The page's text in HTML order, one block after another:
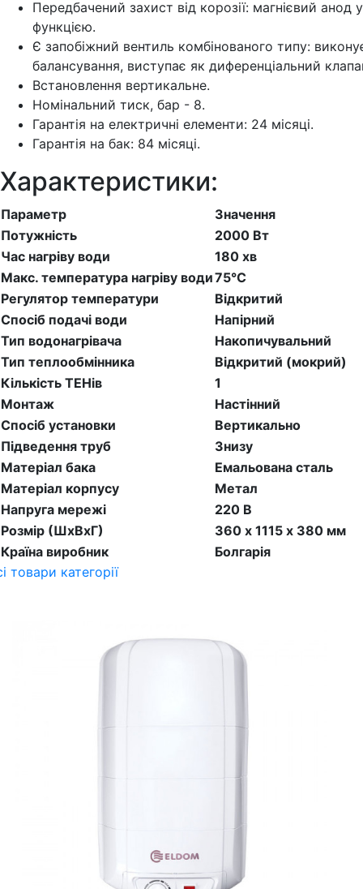
Передбачений захист від корозії: магнієвий
функцією.
Є запобіжний вентиль комбінованого типу:
балансування, виступає як диференціальний
Встановлення вертикальне.
Номінальний тиск, бар - 8.
Гарантія на електричні елементи: 24 місяці.
Гарантія на бак: 84 місяці.
Характеристики:
Параметр
Значення
Потужність
2000 Вт
Час нагріву води
180 хв
Макс. температура нагріву води75°С
Регулятор температури
Відкритий
Спосіб подачі води
Напірний
Тип водонагрівача
Накопичувальний
Тип теплообмінника
Відкритий (мокрий)
Кількість ТЕНів
1
Монтаж
Настінний
Спосіб установки
Вертикально
Підведення труб
Знизу
Матеріал бака
Емальована сталь
Матеріал корпусу
Метал
Напруга мережі
220 В
Розмір (ШхВхГ)
360 х 1115 х 380 мм
Країна виробник
Болгарія
товари категорії